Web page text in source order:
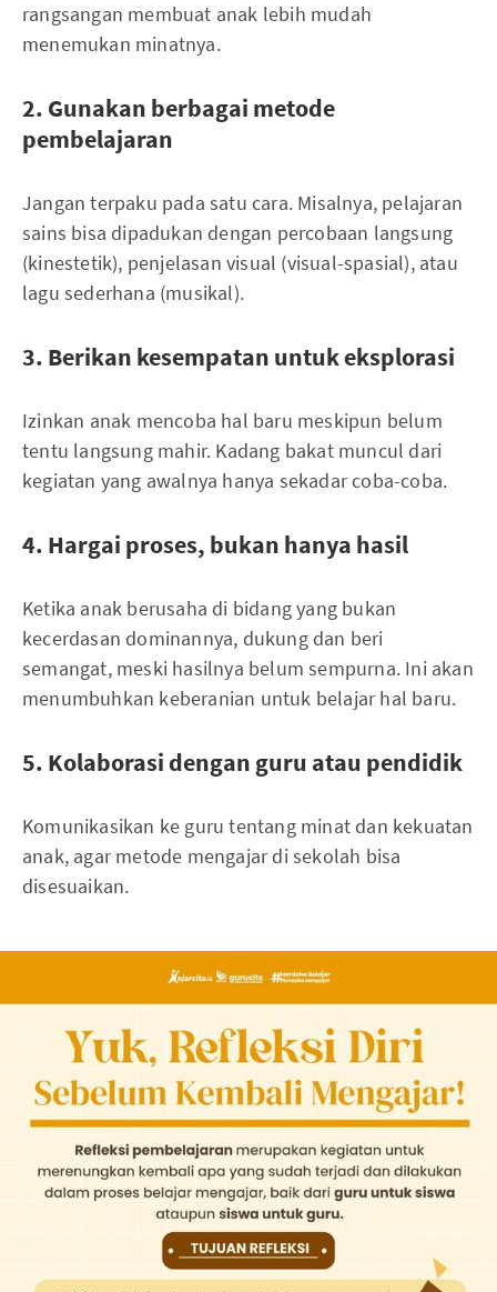
rangsangan membuat anak lebih mudah
menemukan minatnya.
2. Gunakan berbagai metode
pembelajaran
Jangan terpaku pada satu cara. Misalnya, pelajaran
sains bisa dipadukan dengan percobaan langsung
(kinestetik), penjelasan visual (visual-spasial), atau
lagu sederhana (musikal).
3. Berikan kesempatan untuk eksplorasi
Izinkan anak mencoba hal baru meskipun belum
tentu langsung mahir. Kadang bakat muncul dari
kegiatan yang awalnya hanya sekadar coba-coba.
4. Hargai proses, bukan hanya hasil
Ketika anak berusaha di bidang yang bukan
kecerdasan dominannya, dukung dan beri
semangat, meski hasilnya belum sempurna. Ini akan
menumbuhkan keberanian untuk belajar hal baru.
5. Kolaborasi dengan guru atau pendidik
Komunikasikan ke guru tentang minat dan kekuatan
anak, agar metode mengajar di sekolah bisa
disesuaikan.